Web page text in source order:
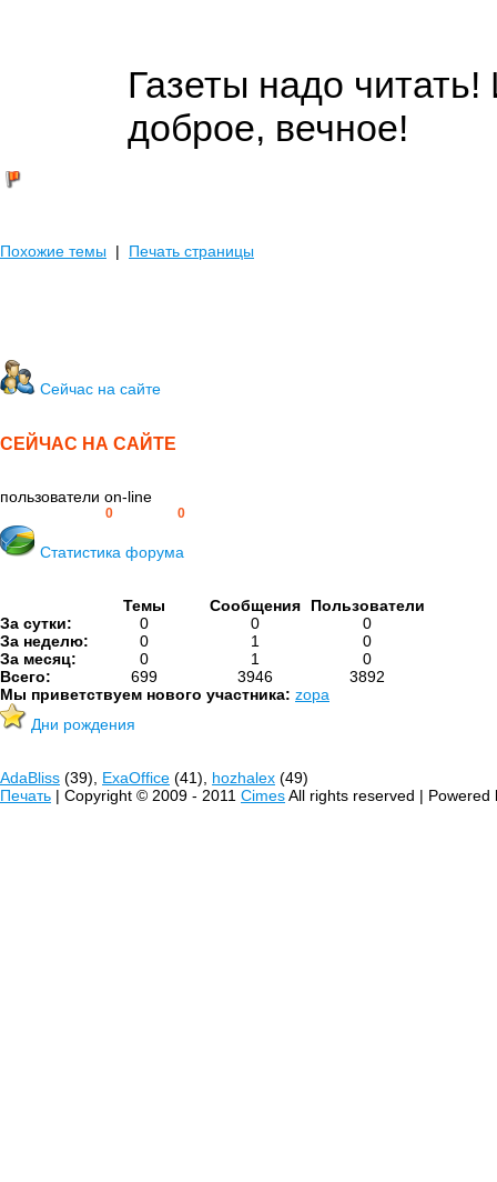
Газеты надо
доброе, вечное!
Похожие темы | Печать страницы
Сейчас на сайте
СЕЙЧАС НА САЙТЕ
пользователи on-line
0 0
Статистика форума
Темы Сообщения
Пользователи
За сутки:
0 0
0
За неделю:
0 1
0
За месяц:
0 1
0
Всего:
699 3946
3892
Мы приветствуем нового участника: zopa
Дни рождения
AdaBliss (39), ExaOffice (41), hozhalex (49)
Печать | Copyright © 2009 - 2011 CimesAll rights reserved |